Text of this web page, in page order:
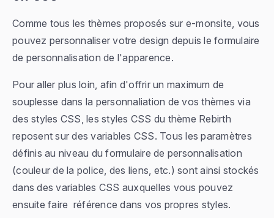
Comme tous les thèmes proposés sur e-monsite, vous
pouvez personnaliser votre design depuis le formulaire
de personnalisation de l'apparence.
Pour aller plus loin, afin d'offrir un maximum de
souplesse dans la personnaliation de vos thèmes via
des styles CSS, les styles CSS du thème Rebirth
reposent sur des variables CSS. Tous les paramètres
définis au niveau du formulaire de personnalisation
(couleur de la police, des liens, etc.) sont ainsi stockés
dans des variables CSS auxquelles vous pouvez
ensuite faire référence dans vos propres styles.